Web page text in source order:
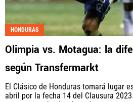
HONDURAS
Olimpia vs. Motagua: la
según Transfermarkt
El Clásico de Honduras tomará lugar
abril por la fecha 14 del Clausura